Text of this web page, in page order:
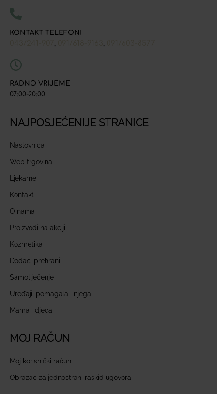
KONTAKT TELEFONI
, ,
RADNO VRIJEME
07:00-20:00
NAJPOSJEĆENIJE STRANICE
Naslovnica
Web trgovina
Ljekarne
Kontakt
O nama
Proizvodi na akciji
Kozmetika
Dodaci prehrani
Samoliječenje
Uređaji, pomagala i njega
Mama i djeca
MOJ RAČUN
Moj korisnički račun
Obrazac za jednostrani raskid ugovora